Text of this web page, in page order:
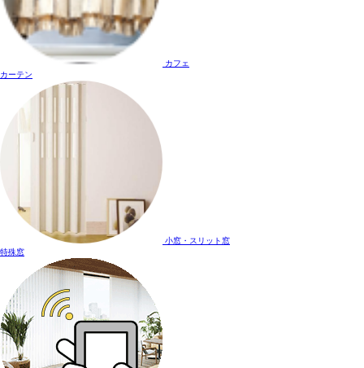
カフェ
カーテン
小窓・スリット窓
特殊窓